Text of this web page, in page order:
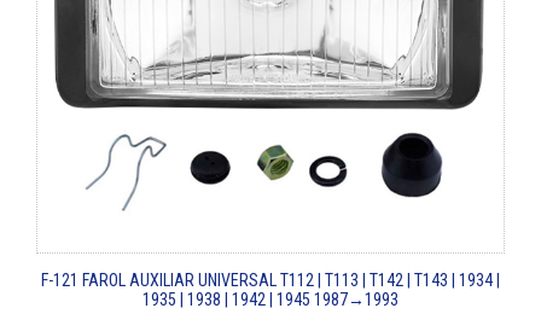
F-121 FAROL AUXILIAR UNIVERSALT112 | T113 | T142 | T143 | 1934 |
1935 | 1938 | 1942 | 1945 1987→1993